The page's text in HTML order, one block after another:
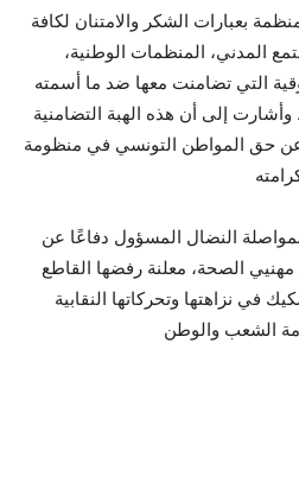
بعبارات الشكر والامتنان لكافة
المدني، المنظمات الوطنية،
التي تضامنت معها ضد ما أسمته
وأشارت إلى أن هذه الهبة التضامنية
حق المواطن التونسي في منظومة
النضال المسؤول دفاعًا عن
الصحة، معلنة رفضها القاطع
في نزاهتها وتحركاتها النقابية